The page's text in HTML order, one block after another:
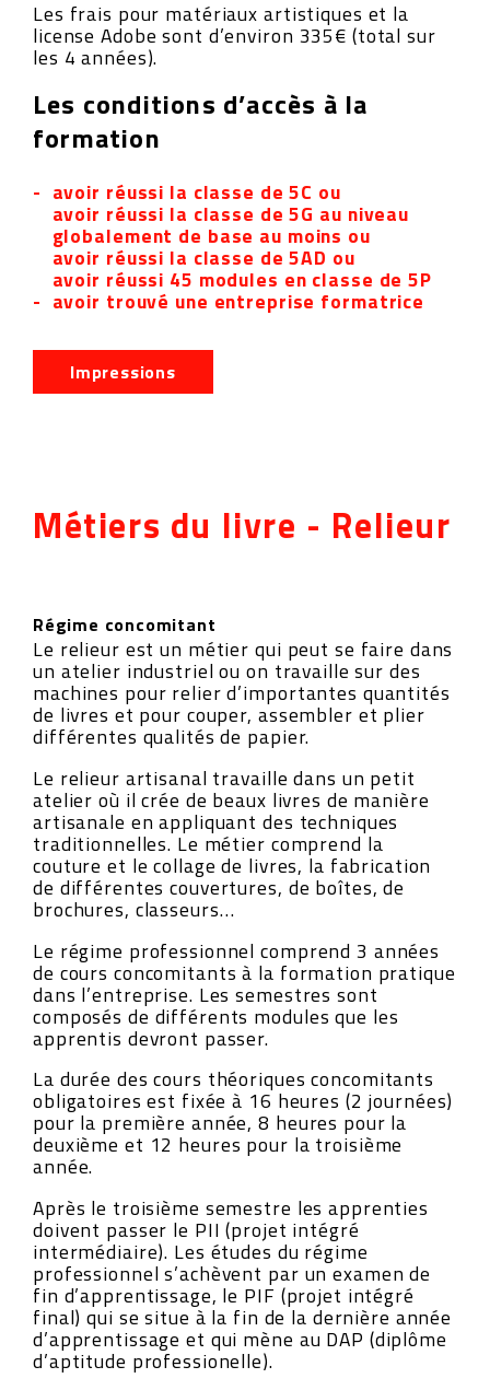
Les frais pour matériaux artistiques et la
license Adobe sont d’environ 335€ (total sur
les 4 années).
Les conditions d’accès à la
formation
avoir réussi la classe de 5C ou
avoir réussi la classe de 5G au niveau
globalement de base au moins ou
avoir réussi la classe de 5AD ou
avoir réussi 45 modules en classe de 5P
avoir trouvé une entreprise formatrice
Impressions
Métiers du livre - Relieur
Régime concomitant
Le relieur est un métier qui peut se faire dans
un atelier industriel ou on travaille sur des
machines pour relier d’importantes quantités
de livres et pour couper, assembler et plier
différentes qualités de papier.
Le relieur artisanal travaille dans un petit
atelier où il crée de beaux livres de manière
artisanale en appliquant des techniques
traditionnelles. Le métier comprend la
couture et le collage de livres, la fabrication
de différentes couvertures, de boîtes, de
brochures, classeurs…
Le régime professionnel comprend 3 années
de cours concomitants à la formation pratique
dans l’entreprise. Les semestres sont
composés de différents modules que les
apprentis devront passer.
La durée des cours théoriques concomitants
obligatoires est fixée à 16 heures (2 journées)
pour la première année, 8 heures pour la
deuxième et 12 heures pour la troisième
année.
Après le troisième semestre les apprenties
doivent passer le PII (projet intégré
intermédiaire). Les études du régime
professionnel s’achèvent par un examen de
fin d’apprentissage, le PIF (projet intégré
final) qui se situe à la fin de la dernière année
d’apprentissage et qui mène au DAP (diplôme
d’aptitude professionelle).